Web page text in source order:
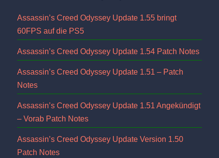
Assassin’s Creed Odyssey Update 1.55 bringt
60FPS auf die PS5
Assassin’s Creed Odyssey Update 1.54 Patch Notes
Assassin’s Creed Odyssey Update 1.51 – Patch
Notes
Assassin’s Creed Odyssey Update 1.51 Angekündigt
– Vorab Patch Notes
Assassin’s Creed Odyssey Update Version 1.50
Patch Notes